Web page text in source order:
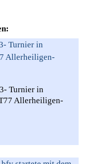
Turnier in
Allerheiligen-